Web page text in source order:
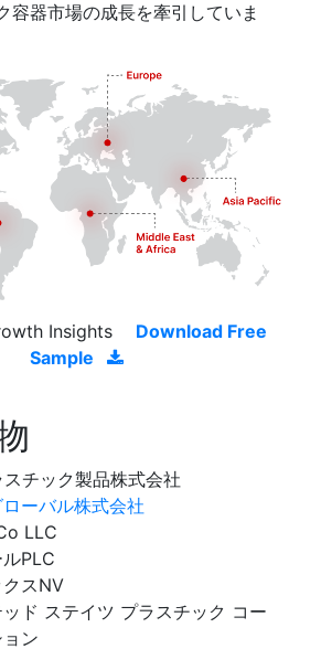
容器市場の成長を牽引していま
Insights
Download Free
Sample
スチック製品株式会社
ーバル株式会社
LLC
PLC
スNV
ド ステイツ プラスチック コー
ン